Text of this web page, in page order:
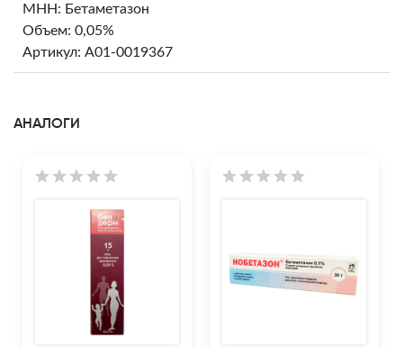
МНН: Бетаметазон
Объем: 0,05%
Артикул: A01-0019367
АНАЛОГИ